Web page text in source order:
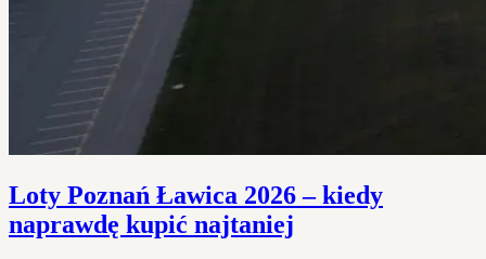
Loty Poznań Ławica 2026 – kiedy
naprawdę kupić najtaniej